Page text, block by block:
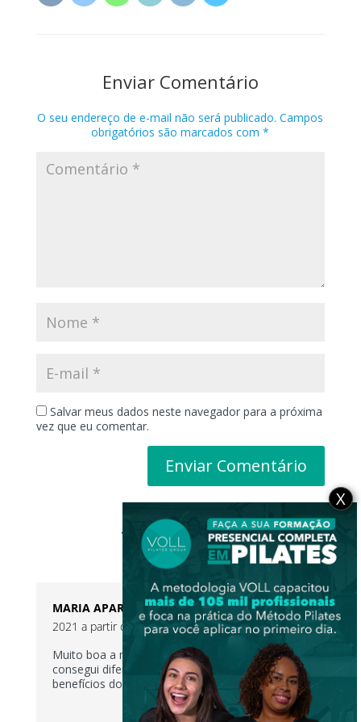
Enviar Comentário
O seu endereço de e-mail não será publicado. Campos
obrigatórios são marcados com*
Salvar meus dados neste navegador para a próxima
vez que eu comentar.
1 Comentário
MARIA APARECIDA DA SILVA no 14 de maio de
2021 a partir do 19:12
Muito boa a matéria, gostei bastante, e
consegui diferenciar um poucoas tecnicas e os
benefícios do yoga, meditação e pilates.
RESPONDER
X